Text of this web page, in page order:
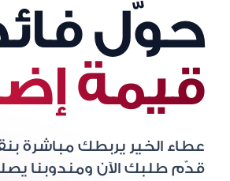
حوّل
قيمة
عطاء الخير يربطك مباشرة
قدّم طلبك الآن ومندوبنا